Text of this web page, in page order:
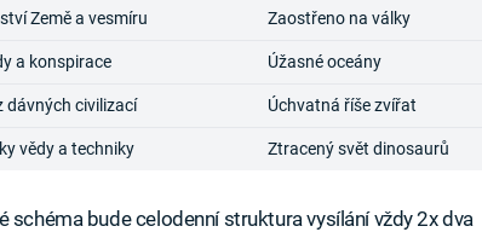
Země a vesmíru Zaostřeno na války
a konspirace Úžasné oceány
dávných civilizací Úchvatná říše zvířat
vědy a techniky Ztracený svět dinosaurů
schéma bude celodenní struktura vysílání vždy 2x dva